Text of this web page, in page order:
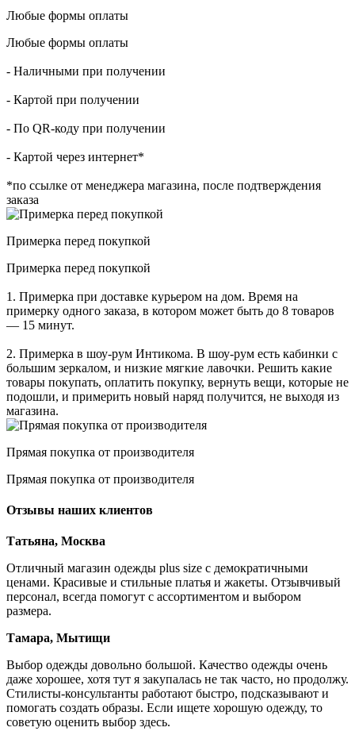
Любые формы оплаты
Любые формы оплаты
- Наличными при получении
- Картой при получении
- По QR-коду при получении
- Картой через интернет*
*по ссылке от менеджера магазина, после подтверждения
заказа
Примерка перед покупкой
Примерка перед покупкой
1. Примерка при доставке курьером на дом. Время на
примерку одного заказа, в котором может быть до 8 товаров
— 15 минут.
2. Примерка в шоу-рум Интикома. В шоу-рум есть кабинки с
большим зеркалом, и низкие мягкие лавочки. Решить какие
товары покупать, оплатить покупку, вернуть вещи, которые не
подошли, и примерить новый наряд получится, не выходя из
магазина.
Прямая покупка от производителя
Прямая покупка от производителя
Отзывы наших клиентов
Татьяна, Москва
Отличный магазин одежды plus size с демократичными
ценами. Красивые и стильные платья и жакеты. Отзывчивый
персонал, всегда помогут с ассортиментом и выбором
размера.
Тамара, Мытищи
Выбор одежды довольно большой. Качество одежды очень
даже хорошее, хотя тут я закупалась не так часто, но продолжу.
Стилисты-консультанты работают быстро, подсказывают и
помогать создать образы. Если ищете хорошую одежду, то
советую оценить выбор здесь.